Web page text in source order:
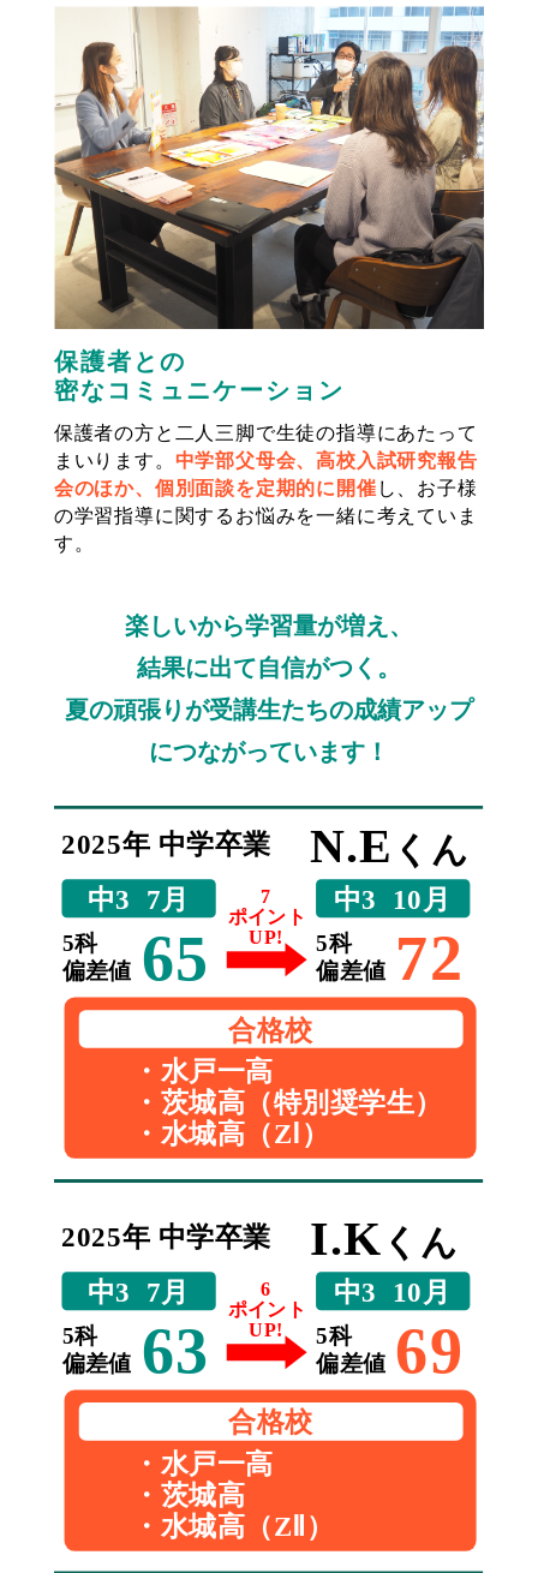
保護者との
密なコミュニケーション
保護者の方と二人三脚で生徒の指導にあたって
まいります。 中学部父母会、高校入試研究報告
会のほか、個別面談を定期的に開催 し、お子様
の学習指導に関するお悩みを一緒に考えていま
す。
楽しいから学習量が増え、
結果に出て自信がつく。
夏の頑張りが受講生たちの成績アップ
につながっています！